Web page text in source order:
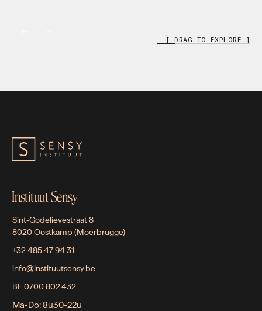
[ DRAG TO EXPLORE ]
Instituut Sensy
Sint-Godelievestraat 8
8020 Oostkamp (Moerbrugge)
+32 485 47 94 31
info@instituutsensy.be
BE 0700.802.432
Ma-Do: 8u30-22u